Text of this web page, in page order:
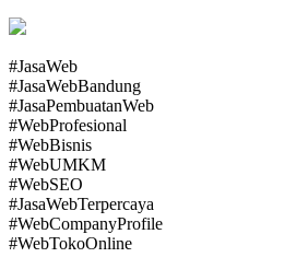
#JasaWeb
#JasaWebBandung
#JasaPembuatanWeb
#WebProfesional
#WebBisnis
#WebUMKM
#WebSEO
#JasaWebTerpercaya
#WebCompanyProfile
#WebTokoOnline